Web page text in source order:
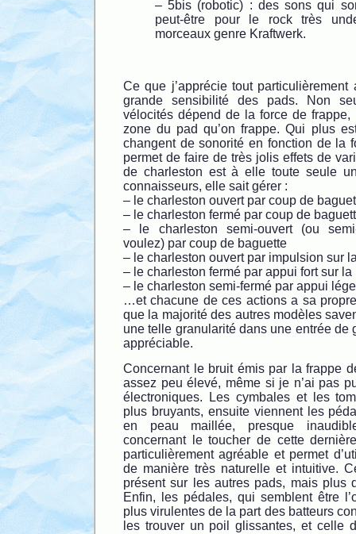
– 5bis (robotic) : des sons qui
peut-être pour le rock très
morceaux genre Kraftwerk.
Ce que j’apprécie tout particulièrement
grande sensibilité des pads. Non
vélocités dépend de la force de
zone du pad qu’on frappe. Qui plus
changent de sonorité en fonction de la
permet de faire de très jolis effets de
de charleston est à elle toute seule
connaisseurs, elle sait gérer :
– le charleston ouvert par coup de
– le charleston fermé par coup de
– le charleston semi-ouvert (ou
voulez) par coup de baguette
– le charleston ouvert par impulsion sur
– le charleston fermé par appui fort sur la
– le charleston semi-fermé par appui
…et chacune de ces actions a sa
que la majorité des autres modèles
une telle granularité dans une entrée de
appréciable.
Concernant le bruit émis par la frappe
assez peu élevé, même si je n’ai pas
électroniques. Les cymbales et les
plus bruyants, ensuite viennent les
en peau maillée, presque
concernant le toucher de cette
particulièrement agréable et permet
de manière très naturelle et intuitive.
présent sur les autres pads, mais plus
Enfin, les pédales, qui semblent être
plus virulentes de la part des batteurs
les trouver un poil glissantes, et celle